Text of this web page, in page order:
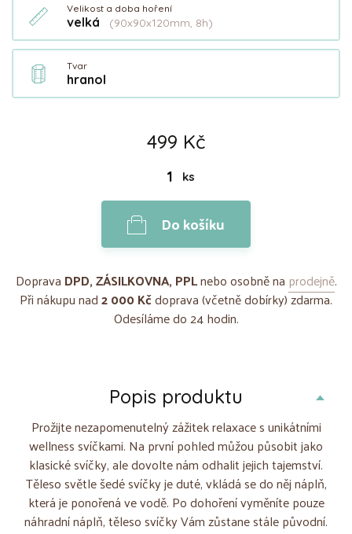
Velikost a doba hoření
velká (90x90x120mm, 8h)
Tvar
hranol
499 Kč
ks
Do košíku
Doprava DPD, ZÁSILKOVNA, PPLnebo osobně na prodejně.
Při nákupu nad2 000 Kčdoprava (včetně dobírky) zdarma.
Odesíláme do 24 hodin.
Popis produktu
Prožijte nezapomenutelný zážitek relaxace s unikátními
wellness svíčkami. Na první pohled můžou působit jako
klasické svíčky, ale dovolte nám odhalit jejich tajemství.
Těleso světle šedé svíčky je duté, vkládá se do něj náplň,
která je ponořená ve vodě. Po dohoření vyměníte pouze
náhradní náplň, těleso svíčky Vám zůstane stále původní.